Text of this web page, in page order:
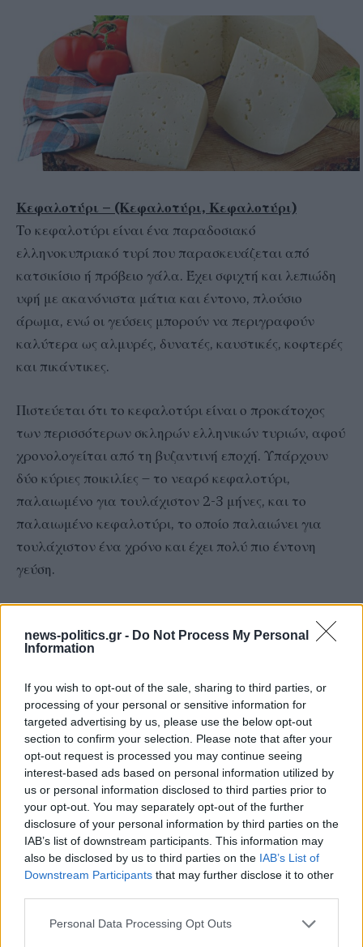
news-politics.gr - Do Not Process My Personal
Information
If you wish to opt-out of the sale, sharing to third parties, or
processing of your personal or sensitive information for
targeted advertising by us, please use the below opt-out
section to confirm your selection. Please note that after your
opt-out request is processed you may continue seeing
interest-based ads based on personal information utilized by
us or personal information disclosed to third parties prior to
your opt-out. You may separately opt-out of the further
disclosure of your personal information by third parties on the
IAB’s list of downstream participants. This information may
also be disclosed by us to third parties on the IAB’s List of
Downstream Participants that may further disclose it to other
Personal Data Processing Opt Outs
Κεφαλοτύρι – (Κεφαλοτύρι, Κεφαλοτύρι)
Το κεφαλοτύρι είναι ένα παραδοσιακό
ελληνοκυπριακό τυρί που παρασκευάζεται από
κατσικίσιο ή πρόβειο γάλα. Έχει σφιχτή και λεπιώδη
υφή με ακανόνιστα μάτια και έντονο, πλούσιο
άρωμα, ενώ οι γεύσεις μπορούν να περιγραφούν
καλύτερα ως αλμυρές, δυνατές, καυστικές, κοφτερές
και πικάντικες.
Πιστεύεται ότι το κεφαλοτύρι είναι ο προκάτοχος
των περισσότερων σκληρών ελληνικών τυριών, αφού
χρονολογείται από τη βυζαντινή εποχή. Υπάρχουν
δύο κύριες ποικιλίες – το νεαρό κεφαλοτύρι,
παλαιωμένο για τουλάχιστον 2-3 μήνες, και το
παλαιωμένο κεφαλοτύρι, το οποίο παλαιώνει για
τουλάχιστον ένα χρόνο και έχει πολύ πιο έντονη
γεύση.
ζυμαρικών και κρεατικών ή να το τρίβετε πάνω από
μαγειρευτά, σαλάτες και πίτσες. Αν καταναλωθεί
μόνο του, συνδυάστε το με σύκα, σταφύλια, αχλάδια
και ένα ποτήρι κόκκινο κρασί.
Γαλοτύρι – (Γαλοτύρι)